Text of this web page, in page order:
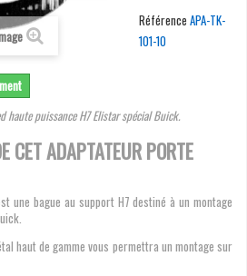
Référence APA-TK-
101-10
puissance H7 Elistar spécial Buick.
CET ADAPTATEUR PORTE
une bague au support H7 destiné à un montage
haut de gamme vous permettra un montage sur